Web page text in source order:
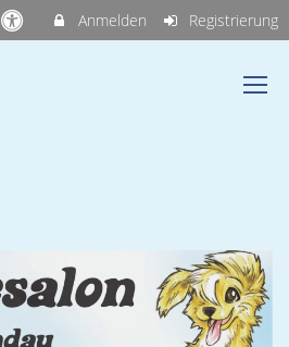
Anmelden Registrierung